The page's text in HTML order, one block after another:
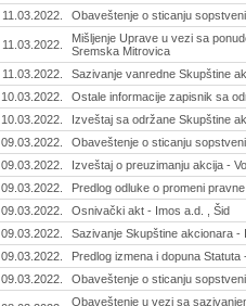
11.03.2022.
Obaveštenje o sticanju
11.03.2022.
Mišljenje Uprave u vezi sa
Sremska Mitrovica
11.03.2022.
Sazivanje vanredne Skupštine
10.03.2022.
Ostale informacije zapisnik sa
10.03.2022.
Izveštaj sa održane Skupštine
09.03.2022.
Obaveštenje o sticanju
09.03.2022.
Izveštaj o preuzimanju akcija -
09.03.2022.
Predlog odluke o promeni
09.03.2022.
Osnivački akt - Imos a.d. , Šid
09.03.2022.
Sazivanje Skupštine akcionara -
09.03.2022.
Predlog izmena i dopuna
09.03.2022.
Obaveštenje o sticanju
Obaveštenje u vezi sa